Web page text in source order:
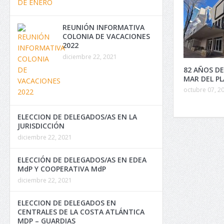
82 AÑOS
MAR DEL
octubre 07,
REUNIÓN INFORMATIVA
COLONIA DE VACACIONES
2022
diciembre 22, 2021
ELECCION DE DELEGADOS/AS EN LA
JURISDICCIÓN
diciembre 22, 2021
ELECCIÓN DE DELEGADOS/AS EN EDEA
MdP Y COOPERATIVA MdP
diciembre 22, 2021
ELECCION DE DELEGADOS EN
CENTRALES DE LA COSTA ATLÁNTICA
MDP – GUARDIAS